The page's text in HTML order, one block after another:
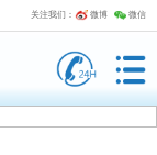
关注我们： 微博 微信